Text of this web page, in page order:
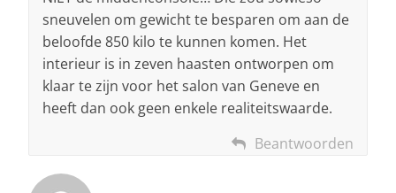
sneuvelen om gewicht te besparen om aan de
beloofde 850 kilo te kunnen komen. Het
interieur is in zeven haasten ontworpen om
klaar te zijn voor het salon van Geneve en
heeft dan ook geen enkele realiteitswaarde.
Beantwoorden